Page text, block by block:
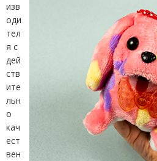
изв
оди
тел
я с
дей
ств
ите
льн
о
кач
ест
вен